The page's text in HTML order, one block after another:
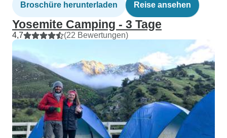
Broschüre herunterladen Reise ansehen
Yosemite Camping - 3 Tage
4,7 (22 Bewertungen)